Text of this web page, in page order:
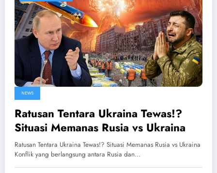
NEWS
Ratusan Tentara Ukraina Tewas!?
Situasi Memanas Rusia vs Ukraina
Ratusan Tentara Ukraina Tewas!? Situasi Memanas Rusia vs Ukraina
Konflik yang berlangsung antara Rusia dan…